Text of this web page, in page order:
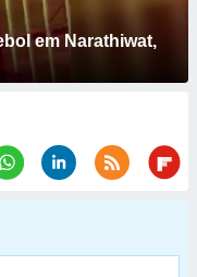
em Narathiwat,